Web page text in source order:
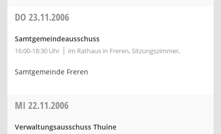
DO 23.11.2006
Samtgemeindeausschuss
16:00-18:30 Uhr im Rathaus in Freren, Sitzungszimmer,
Samtgemeinde Freren
MI 22.11.2006
Verwaltungsausschuss Thuine